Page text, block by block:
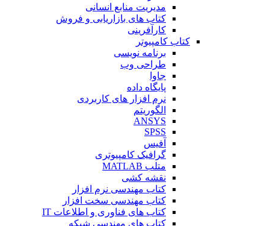
مدیریت منابع انسانی
کتاب های بازاریابی و فروش
کارآفرینی
کتاب کامپیوتر
برنامه نویسی
طراحی وب
جاوا
پایگاه داده
نرم افزار های کاربردی
الگوریتم
ANSYS
SPSS
آفیس
گرافیک کامپیوتری
متلب MATLAB
نقشه کشی
کتاب مهندسی نرم افزار
کتاب مهندسی سخت افزار
کتاب های فناوری و اطلاعات IT
کتاب های مهندسی شبکه